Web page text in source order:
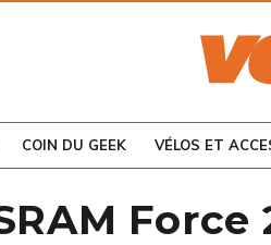
COIN DU GEEK VÉLOS ET
Force